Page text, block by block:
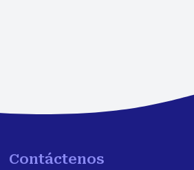
Contáctenos